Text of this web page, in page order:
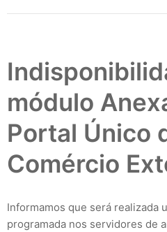
módulo
Portal Único
Comércio
Informamos que será realizada
programada nos servidores de